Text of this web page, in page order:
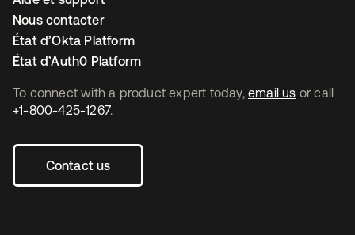
To connect with a product expert today, email us or call
+1-800-425-1267.
Contact us
Nous contacter
État d’Okta Platform
État d’Auth0 Platform